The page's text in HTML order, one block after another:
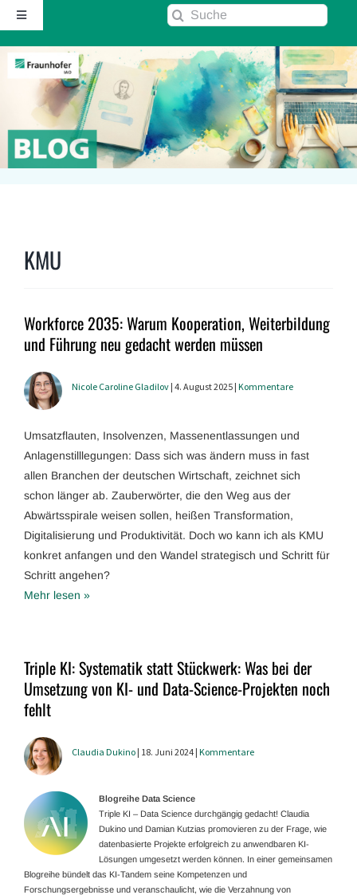
Zum
Inhalt
springen
Toggle
Navigation
Startseite
Über diesen Blog
Kontakt
RSS
Fraunhofer IAO ↗
Suche
KMU
Workforce 2035: Warum Kooperation, Weiterbildung
und Führung neu gedacht werden müssen
Nicole Caroline Gladilov | 4. August 2025 | Kommentare
Umsatzflauten, Insolvenzen, Massenentlassungen und
Anlagenstilllegungen: Dass sich was ändern muss in fast
allen Branchen der deutschen Wirtschaft, zeichnet sich
schon länger ab. Zauberwörter, die den Weg aus der
Abwärtsspirale weisen sollen, heißen Transformation,
Digitalisierung und Produktivität. Doch wo kann ich als KMU
konkret anfangen und den Wandel strategisch und Schritt für
Schritt angehen?
Mehr lesen »
Triple KI: Systematik statt Stückwerk: Was bei der
Umsetzung von KI- und Data-Science-Projekten noch
fehlt
Claudia Dukino | 18. Juni 2024 | Kommentare
Blogreihe Data Science
Triple KI – Data Science durchgängig gedacht! Claudia
Dukino und Damian Kutzias promovieren zu der Frage, wie
datenbasierte Projekte erfolgreich zu anwendbaren KI-
Lösungen umgesetzt werden können. In einer gemeinsamen
Blogreihe bündelt das KI-Tandem seine Kompetenzen und
Forschungsergebnisse und veranschaulicht, wie die Verzahnung von